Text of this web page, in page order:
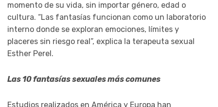
momento de su vida, sin importar género, edad o
cultura. “Las fantasías funcionan como un laboratorio
interno donde se exploran emociones, límites y
placeres sin riesgo real”, explica la terapeuta sexual
Esther Perel.
Las 10 fantasías sexuales más comunes
Estudios realizados en América y Europa han